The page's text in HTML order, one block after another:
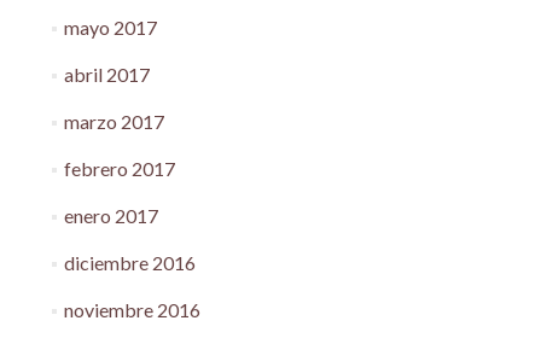
mayo 2017
abril 2017
marzo 2017
febrero 2017
enero 2017
diciembre 2016
noviembre 2016